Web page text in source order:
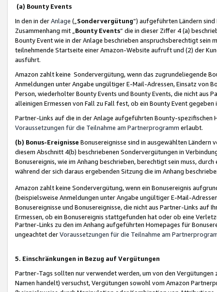
(a) Bounty Events
In den in derAnlage („ Sondervergütung“) aufgeführten Ländern
Zusammenhang mit „ Bounty Events“ die in dieser Ziffer 4 (a)
Bounty Event wie in der Anlage beschrieben anspruchsberechtigt sein
teilnehmende Startseite einer Amazon-Website aufruft und (2) der
ausführt.
Amazon zahlt keine Sondervergütung, wenn das zugrundeliegende
Anmeldungen unter Angabe ungültiger E-Mail-Adressen, Einsatz von
Person, wiederholter Bounty Events und Bounty Events, die nicht
alleinigen Ermessen von Fall zu Fall fest, ob ein Bounty Event
Partner-Links auf die in der Anlage aufgeführten Bounty-spezifischen
Voraussetzungen für die Teilnahme am Partnerprogramm erlaubt.
(b) Bonus-Ereignisse Bonusereignisse sind in ausgewählten Ländern
diesem Abschnitt 4(b) beschriebenen Sondervergütungen in
Bonusereignis, wie im Anhang beschrieben, berechtigt sein muss,
während der sich daraus ergebenden Sitzung die im Anhang
Amazon zahlt keine Sondervergütung, wenn ein Bonusereignis
(beispielsweise Anmeldungen unter Angabe ungültiger E-Mail-
Bonusereignisse und Bonusereignisse, die nicht aus Partner-Links auf
Ermessen, ob ein Bonusereignis stattgefunden hat oder ob eine
Partner-Links zu den im Anhang aufgeführten Homepages für
ungeachtet derVoraussetzungen für die Teilnahme am
5. Einschränkungen in Bezug auf Vergütungen
Partner-Tags sollten nur verwendet werden, um von den
Namen handelt) versuchst, Vergütungen sowohl vom Amazon